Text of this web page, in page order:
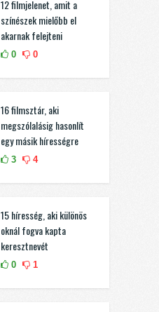
12 filmjelenet, amit a
színészek mielőbb el
akarnak felejteni
0 0
16 filmsztár, aki
megszólalásig hasonlít
egy másik hírességre
3 4
15 híresség, aki különös
oknál fogva kapta
keresztnevét
0 1